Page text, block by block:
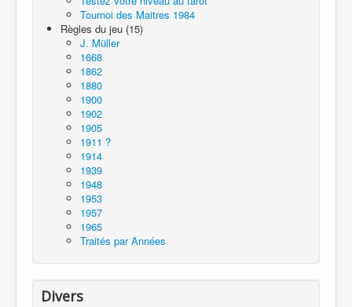
Tournoi des Maitres 1984
Règles du jeu (15)
J. Müller
1668
1862
1880
1900
1902
1905
1911 ?
1914
1939
1948
1953
1957
1965
Traités par Années
Divers